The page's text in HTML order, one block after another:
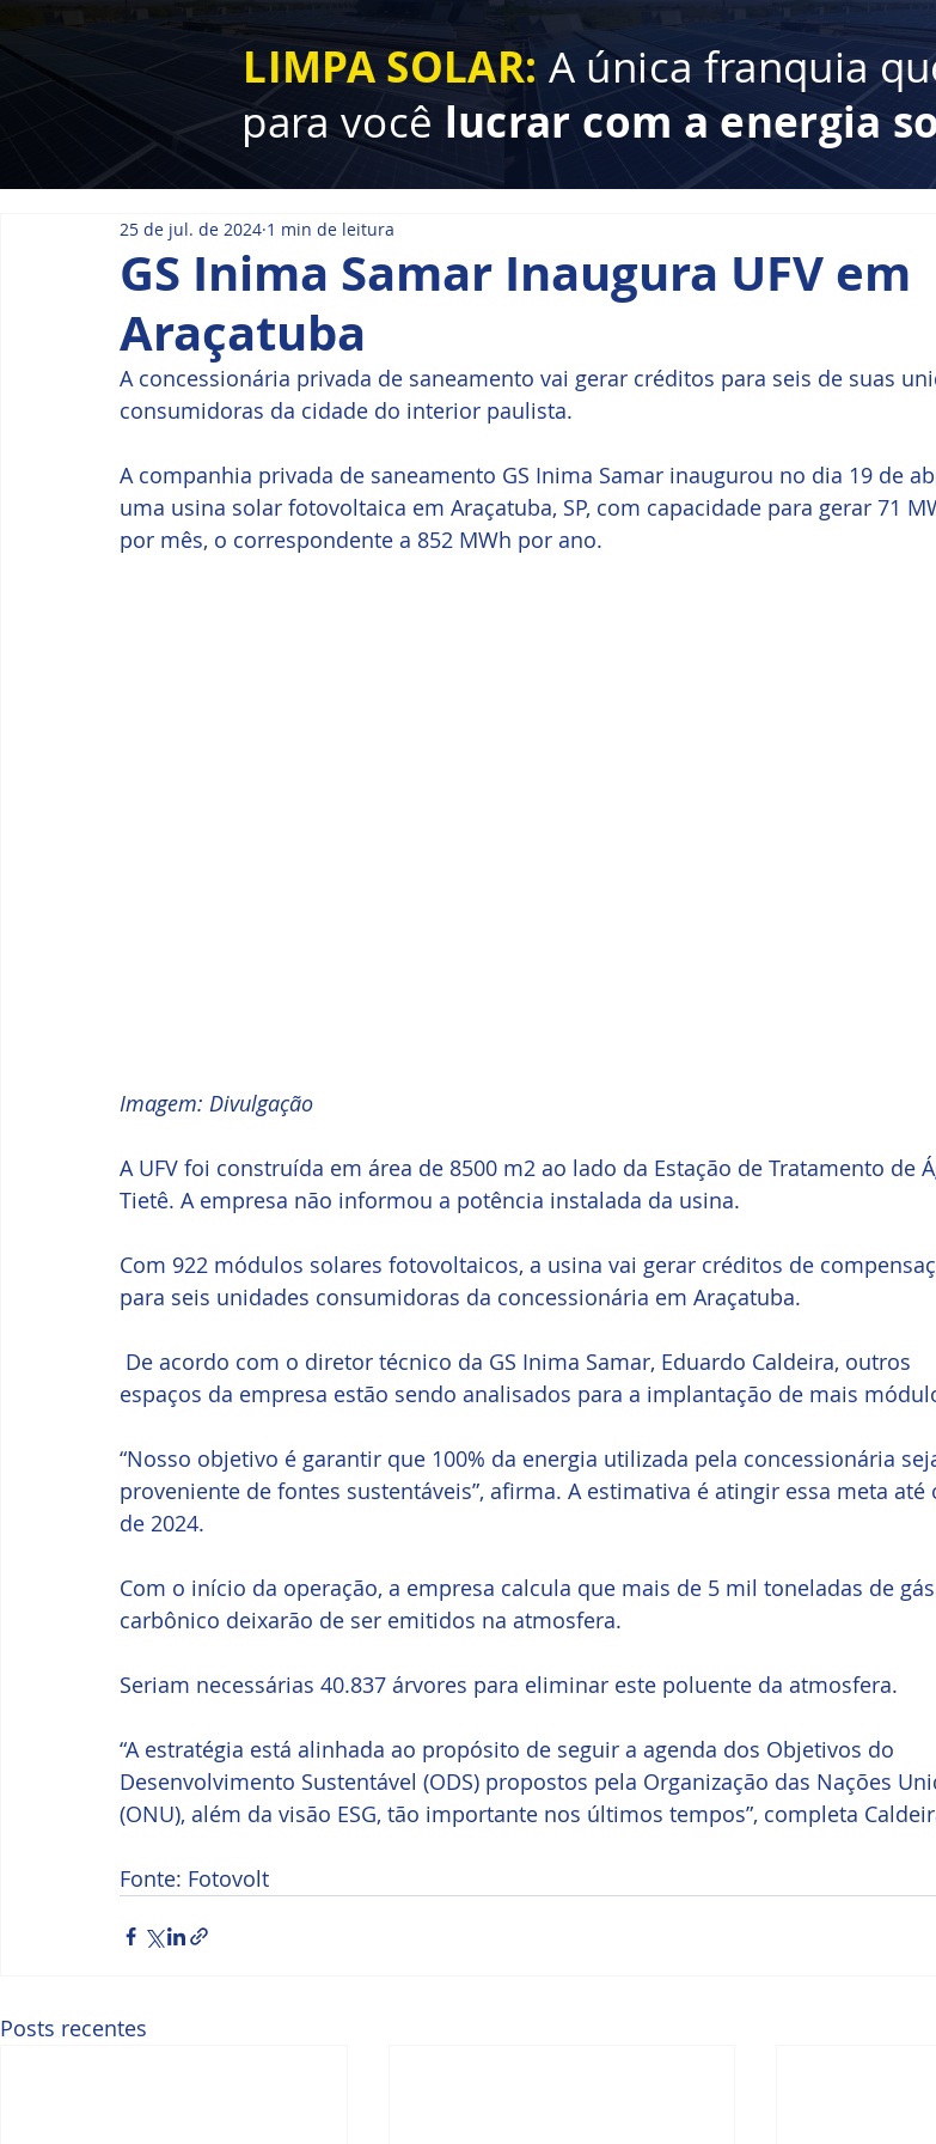
LIMPA SOLAR: A única franquia
para você lucrar com a energia
GS Inima Samar Inaugura UFV em
Araçatuba
25 de jul. de 2024 1 min de leitura
A concessionária privada de saneamento vai gerar créditos para seis de suas
consumidoras da cidade do interior paulista.
A companhia privada de saneamento GS Inima Samar inaugurou no dia 19 de
uma usina solar fotovoltaica em Araçatuba, SP, com capacidade para gerar 71
por mês, o correspondente a 852 MWh por ano.
Imagem: Divulgação
A UFV foi construída em área de 8500 m2 ao lado da Estação de Tratamento de
Tietê. A empresa não informou a potência instalada da usina.
Com 922 módulos solares fotovoltaicos, a usina vai gerar créditos de
para seis unidades consumidoras da concessionária em Araçatuba.
espaços da empresa estão sendo analisados para a implantação de mais
“Nosso objetivo é garantir que 100% da energia utilizada pela concessionária
proveniente de fontes sustentáveis”, afirma. A estimativa é atingir essa meta até
de 2024.
Com o início da operação, a empresa calcula que mais de 5 mil toneladas de gás
carbônico deixarão de ser emitidos na atmosfera.
Seriam necessárias 40.837 árvores para eliminar este poluente da atmosfera.
“A estratégia está alinhada ao propósito de seguir a agenda dos Objetivos do
Desenvolvimento Sustentável (ODS) propostos pela Organização das Nações
(ONU), além da visão ESG, tão importante nos últimos tempos”, completa
Fonte: Fotovolt
Posts recentes